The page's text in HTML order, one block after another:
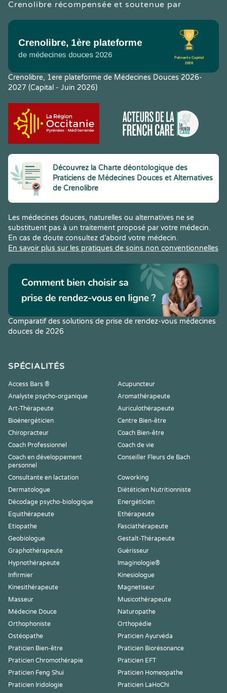
Crenolibre récompensée et soutenue par
Crenolibre, 1ere plateforme de Médecines Douces 2026-
2027 (Capital - Juin 2026)
Découvrez la Charte déontologique des
Praticiens de Médecines Douces et Alternatives
de Crenolibre
Les médecines douces, naturelles ou alternatives ne se
substituent pas à un traitement proposé par votre médecin.
En cas de doute consultez d’abord votre médecin.
En savoir plus sur les pratiques de soins non conventionnelles
Comparatif des solutions de prise de rendez-vous médecines
douces de 2026
SPÉCIALITÉS
Access Bars ®
Acupuncteur
Analyste psycho-organique
Aromathérapeute
Art-Thérapeute
Auriculothérapeute
Bioénergéticien
Centre Bien-être
Chiropracteur
Coach Bien-être
Coach Professionnel
Coach de vie
Coach en développement
personnel
Conseiller Fleurs de Bach
Consultante en lactation
Coworking
Dermatologue
Diététicien Nutritionniste
Décodage psycho-biologique
Energéticien
Equithérapeute
Ethérapeute
Etiopathe
Fasciathérapeute
Geobiologue
Gestalt-Thérapeute
Graphothérapeute
Guérisseur
Hypnothérapeute
Imaginologie®
Infirmier
Kinesiologue
Kinesithérapeute
Magnetiseur
Masseur
Musicothérapeute
Médecine Douce
Naturopathe
Orthophoniste
Orthopédie
Ostéopathe
Praticien Ayurvéda
Praticien Bien-être
Praticien Biorésonance
Praticien Chromothérapie
Praticien EFT
Praticien Feng Shui
Praticien Homeopathe
Praticien Iridologie
Praticien LaHoChi